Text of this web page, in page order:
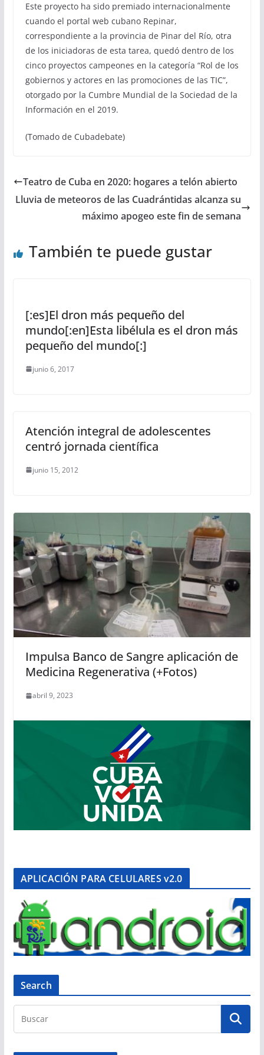
Este proyecto ha sido premiado internacionalmente
cuando el portal web cubano Repinar,
correspondiente a la provincia de Pinar del Río, otra
de los iniciadoras de esta tarea, quedó dentro de los
cinco proyectos campeones en la categoría “Rol de los
gobiernos y actores en las promociones de las TIC”,
otorgado por la Cumbre Mundial de la Sociedad de la
Información en el 2019.
(Tomado de Cubadebate)
Teatro de Cuba en 2020: hogares a telón abierto
Lluvia de meteoros de las Cuadrántidas alcanza su
máximo apogeo este fin de semana
También te puede gustar
[:es]El dron más pequeño del
mundo[:en]Esta libélula es el dron más
pequeño del mundo[:]
junio 6, 2017
Atención integral de adolescentes
centró jornada científica
junio 15, 2012
Impulsa Banco de Sangre aplicación de
Medicina Regenerativa (+Fotos)
abril 9, 2023
APLICACIÓN PARA CELULARES v2.0
Search